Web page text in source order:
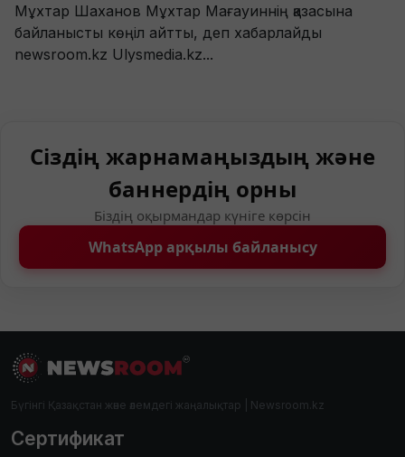
Мұхтар Шаханов Мұхтар Мағауиннің қазасына
байланысты көңіл айтты, деп хабарлайды
newsroom.kz Ulysmedia.kz...
Сіздің жарнамаңыздың және
баннердің орны
Біздің оқырмандар күніге көрсін
WhatsApp арқылы байланысу
Бүгінгі Қазақстан және әлемдегі жаңалықтар | Newsroom.kz
Сертификат